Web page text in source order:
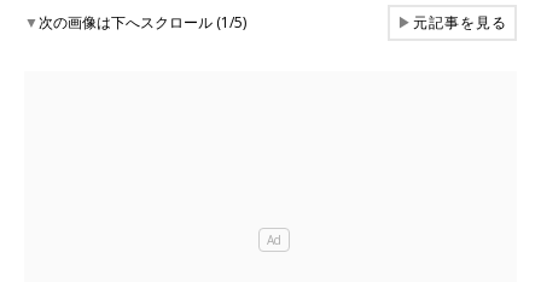
▼次の画像は下へスクロール (1/5) ▶元記事を見る